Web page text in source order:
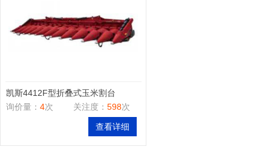
凯斯4412F型折叠式玉米割台
询价量： 4次 关注度： 598次
查看详细